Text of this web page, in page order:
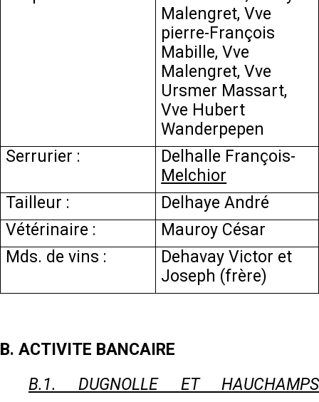
Malengret, Vve
pierre-François
Mabille, Vve
Malengret, Vve
Ursmer Massart,
Vve Hubert
Wanderpepen
Serrurier :
Delhalle François-
Melchior
Tailleur :
Delhaye André
Vétérinaire :
Mauroy César
Mds. de vins :
Dehavay Victor et
Joseph (frère)
B. ACTIVITE BANCAIRE
B.1. DUGNOLLE ET HAUCHAMPS